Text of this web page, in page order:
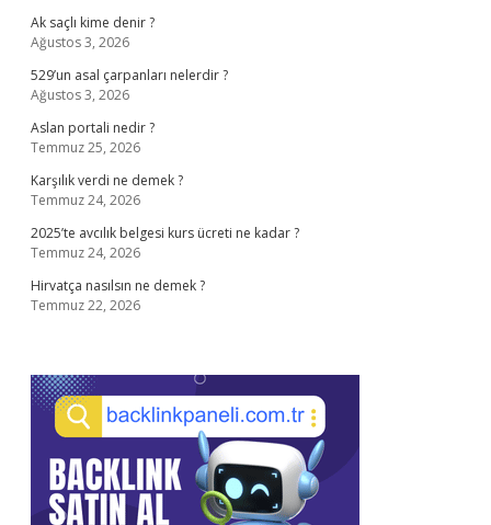
Ak saçlı kime denir ?
Ağustos 3, 2026
529’un asal çarpanları nelerdir ?
Ağustos 3, 2026
Aslan portali nedir ?
Temmuz 25, 2026
Karşılık verdi ne demek ?
Temmuz 24, 2026
2025’te avcılık belgesi kurs ücreti ne kadar ?
Temmuz 24, 2026
Hirvatça nasılsın ne demek ?
Temmuz 22, 2026